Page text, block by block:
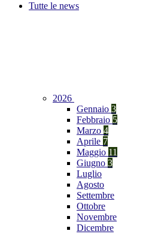
Tutte le news
2026
Gennaio 3
Febbraio 5
Marzo 4
Aprile 7
Maggio 11
Giugno 3
Luglio
Agosto
Settembre
Ottobre
Novembre
Dicembre